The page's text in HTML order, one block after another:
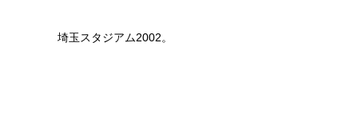
埼玉スタジアム2002。